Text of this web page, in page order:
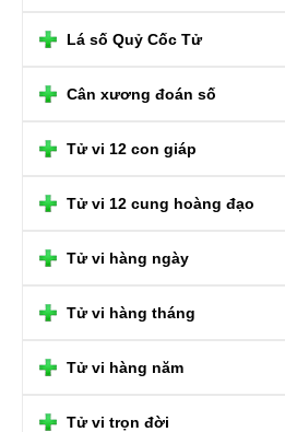
Lá số Quỷ Cốc Tử
Cân xương đoán số
Tử vi 12 con giáp
Tử vi 12 cung hoàng đạo
Tử vi hàng ngày
Tử vi hàng tháng
Tử vi hàng năm
Tử vi trọn đời